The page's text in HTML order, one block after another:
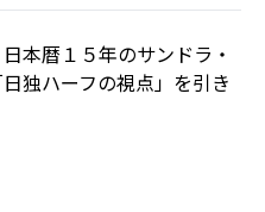
本暦１５年のサンドラ・
独ハーフの視点」を引き